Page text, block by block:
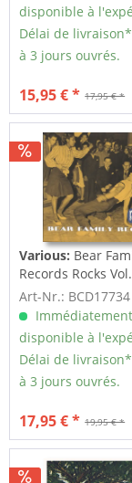
disponible à
Délai de
à 3 jours ouvrés.
17,95 € *
15,95 € *
Various: Bear
Records Rocks
Art-Nr.: BCD17734
Immédiatement
disponible à
Délai de
à 3 jours ouvrés.
19,95 € *
17,95 € *